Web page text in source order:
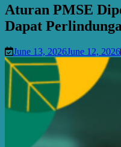
Aturan PMSE
Dapat
June 13, 2026June 12, 2026